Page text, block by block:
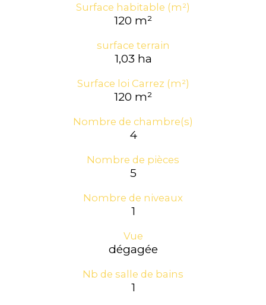
Surface habitable (m²)
120 m²
surface terrain
1,03 ha
Surface loi Carrez (m²)
120 m²
Nombre de chambre(s)
4
Nombre de pièces
5
Nombre de niveaux
1
Vue
dégagée
Nb de salle de bains
1